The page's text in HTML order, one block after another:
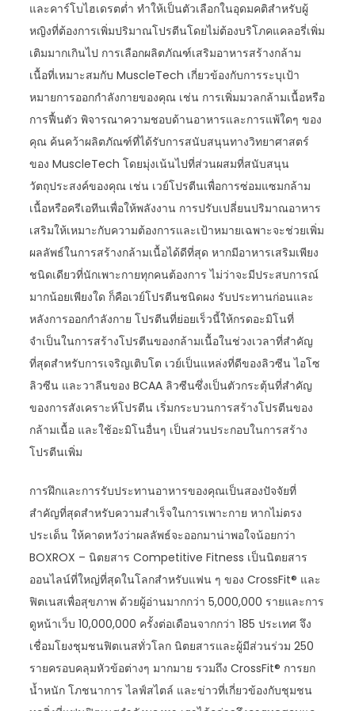
และคาร์โบไฮเดรตต่ำ ทำให้เป็นตัวเลือกในอุดมคติสำหรับผู้
หญิงที่ต้องการเพิ่มปริมาณโปรตีนโดยไม่ต้องบริโภคแคลอรี่เพิ่ม
เติมมากเกินไป การเลือกผลิตภัณฑ์เสริมอาหารสร้างกล้าม
เนื้อที่เหมาะสมกับ MuscleTech เกี่ยวข้องกับการระบุเป้า
หมายการออกกำลังกายของคุณ เช่น การเพิ่มมวลกล้ามเนื้อหรือ
การฟื้นตัว พิจารณาความชอบด้านอาหารและการแพ้ใดๆ ของ
คุณ ค้นคว้าผลิตภัณฑ์ที่ได้รับการสนับสนุนทางวิทยาศาสตร์
ของ MuscleTech โดยมุ่งเน้นไปที่ส่วนผสมที่สนับสนุน
วัตถุประสงค์ของคุณ เช่น เวย์โปรตีนเพื่อการซ่อมแซมกล้าม
เนื้อหรือครีเอทีนเพื่อให้พลังงาน การปรับเปลี่ยนปริมาณอาหาร
เสริมให้เหมาะกับความต้องการและเป้าหมายเฉพาะจะช่วยเพิ่ม
ผลลัพธ์ในการสร้างกล้ามเนื้อได้ดีที่สุด หากมีอาหารเสริมเพียง
ชนิดเดียวที่นักเพาะกายทุกคนต้องการ ไม่ว่าจะมีประสบการณ์
มากน้อยเพียงใด ก็คือเวย์โปรตีนชนิดผง รับประทานก่อนและ
หลังการออกกำลังกาย โปรตีนที่ย่อยเร็วนี้ให้กรดอะมิโนที่
จำเป็นในการสร้างโปรตีนของกล้ามเนื้อในช่วงเวลาที่สำคัญ
ที่สุดสำหรับการเจริญเติบโต เวย์เป็นแหล่งที่ดีของลิวซีน ไอโซ
ลิวซีน และวาลีนของ BCAA ลิวซีนซึ่งเป็นตัวกระตุ้นที่สำคัญ
ของการสังเคราะห์โปรตีน เริ่มกระบวนการสร้างโปรตีนของ
กล้ามเนื้อ และใช้อะมิโนอื่นๆ เป็นส่วนประกอบในการสร้าง
โปรตีนเพิ่ม
การฝึกและการรับประทานอาหารของคุณเป็นสองปัจจัยที่
สำคัญที่สุดสำหรับความสำเร็จในการเพาะกาย หากไม่ตรง
ประเด็น ให้คาดหวังว่าผลลัพธ์จะออกมาน่าพอใจน้อยกว่า
BOXROX – นิตยสาร Competitive Fitness เป็นนิตยสาร
ออนไลน์ที่ใหญ่ที่สุดในโลกสำหรับแฟน ๆ ของ CrossFit® และ
ฟิตเนสเพื่อสุขภาพ ด้วยผู้อ่านมากกว่า 5,000,000 รายและการ
ดูหน้าเว็บ 10,000,000 ครั้งต่อเดือนจากกว่า 185 ประเทศ จึง
เชื่อมโยงชุมชนฟิตเนสทั่วโลก นิตยสารและผู้มีส่วนร่วม 250
รายครอบคลุมหัวข้อต่างๆ มากมาย รวมถึง CrossFit® การยก
น้ำหนัก โภชนาการ ไลฟ์สไตล์ และข่าวที่เกี่ยวข้องกับชุมชน